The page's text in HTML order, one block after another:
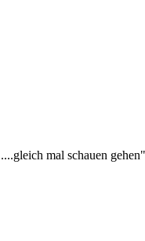
mal schauen